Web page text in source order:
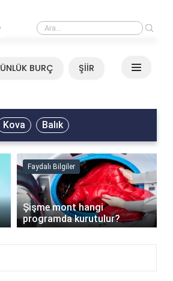
Mirkelam - Tavla Sözleri
BURÇ ŞİİR
Kova Balık
Faydalı Bilgiler
Şişme mont hangi
programda kurutulur?
›